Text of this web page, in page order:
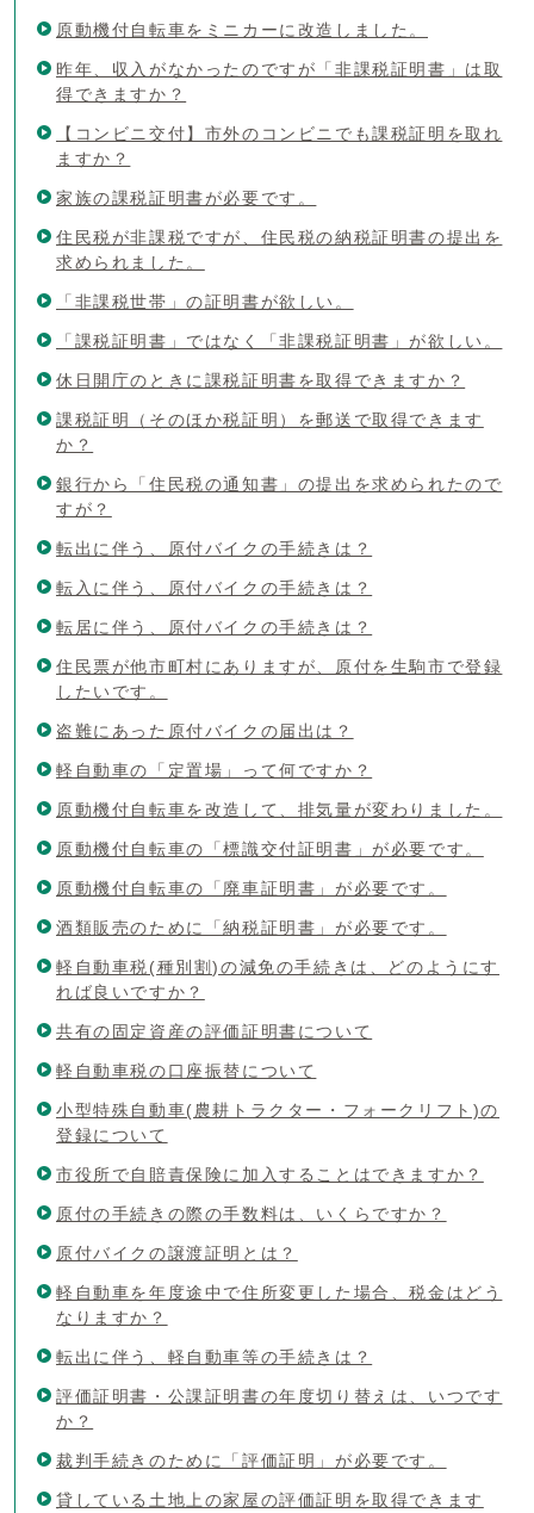
原動機付自転車をミニカーに改造しました。
昨年、収入がなかったのですが「非課税証明書」は取
得できますか？
【コンビニ交付】市外のコンビニでも課税証明を取れ
ますか？
家族の課税証明書が必要です。
住民税が非課税ですが、住民税の納税証明書の提出を
求められました。
「非課税世帯」の証明書が欲しい。
「課税証明書」ではなく「非課税証明書」が欲しい。
休日開庁のときに課税証明書を取得できますか？
課税証明（そのほか税証明）を郵送で取得できます
か？
銀行から「住民税の通知書」の提出を求められたので
すが？
転出に伴う、原付バイクの手続きは？
転入に伴う、原付バイクの手続きは？
転居に伴う、原付バイクの手続きは？
住民票が他市町村にありますが、原付を生駒市で登録
したいです。
盗難にあった原付バイクの届出は？
軽自動車の「定置場」って何ですか？
原動機付自転車を改造して、排気量が変わりました。
原動機付自転車の「標識交付証明書」が必要です。
原動機付自転車の「廃車証明書」が必要です。
酒類販売のために「納税証明書」が必要です。
軽自動車税(種別割)の減免の手続きは、どのようにす
れば良いですか？
共有の固定資産の評価証明書について
軽自動車税の口座振替について
小型特殊自動車(農耕トラクター・フォークリフト)の
登録について
市役所で自賠責保険に加入することはできますか？
原付の手続きの際の手数料は、いくらですか？
原付バイクの譲渡証明とは？
軽自動車を年度途中で住所変更した場合、税金はどう
なりますか？
転出に伴う、軽自動車等の手続きは？
評価証明書・公課証明書の年度切り替えは、いつです
か？
裁判手続きのために「評価証明」が必要です。
貸している土地上の家屋の評価証明を取得できます